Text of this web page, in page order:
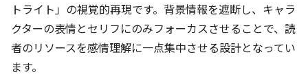
トライト」の視覚的再現です。背景情報を遮断し、キャラ
クターの表情とセリフにのみフォーカスさせることで、読
者のリソースを感情理解に一点集中させる設計となってい
ます。